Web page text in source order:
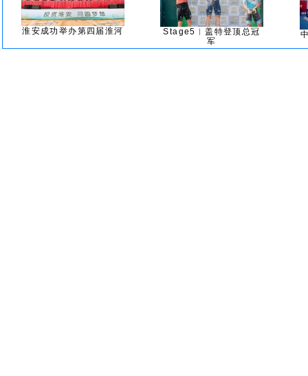
淮安成功举办第四届淮河
Stage5︱盖特登顶总冠
军